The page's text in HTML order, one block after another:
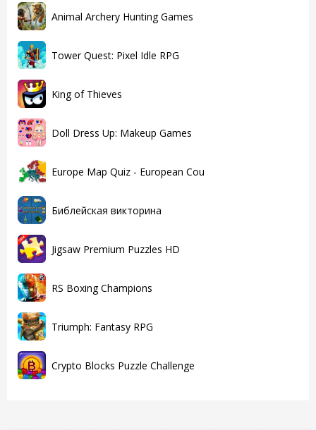
Animal Archery Hunting Games
Tower Quest: Pixel Idle RPG
King of Thieves
Doll Dress Up: Makeup Games
Europe Map Quiz - European Cou
Библейская викторина
Jigsaw Premium Puzzles HD
RS Boxing Champions
Triumph: Fantasy RPG
Crypto Blocks Puzzle Challenge